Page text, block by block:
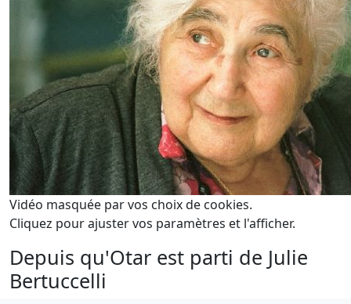
Vidéo masquée par vos choix de cookies.
Cliquez pour ajuster vos paramètres et l'afficher.
Depuis qu'Otar est parti de Julie
Bertuccelli